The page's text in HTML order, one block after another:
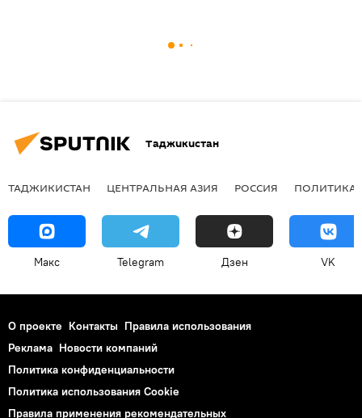
Таджикистан
ТАДЖИКИСТАН ЦЕНТРАЛЬНАЯ АЗИЯ РОССИЯ ПОЛИТИКА
Макс Telegram Дзен VK
О проекте Контакты Правила использования
Реклама Новости компаний
Политика конфиденциальности
Политика использования Cookie
Правила применения рекомендательных